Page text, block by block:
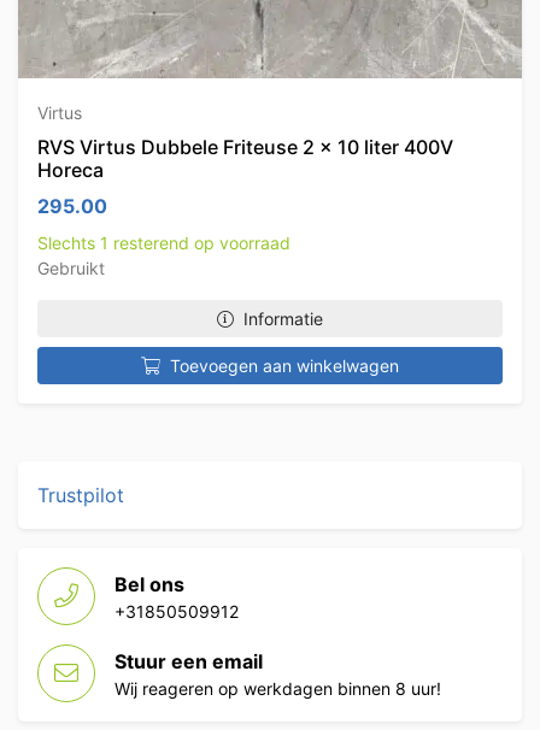
Virtus
RVS Virtus Dubbele Friteuse 2 x 10 liter 400V
Horeca
295.00
Slechts 1 resterend op voorraad
Gebruikt
Informatie
Toevoegen aan winkelwagen
Trustpilot
Bel ons
+31850509912
Stuur een email
Wij reageren op werkdagen binnen 8 uur!